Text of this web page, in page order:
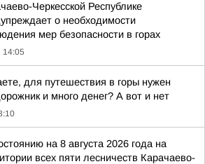
Черкесской Республике
о необходимости
мер безопасности в горах
14:05
для путешествия в горы нужен
и много денег? А вот и нет
на 8 августа 2026 года на
всех пяти лесничеств Карачаево-